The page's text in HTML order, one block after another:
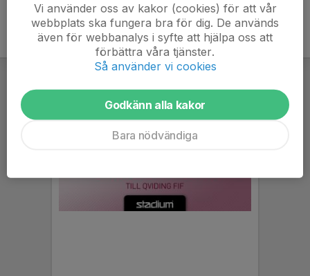
Vi använder oss av kakor (cookies) för att vår
webbplats ska fungera bra för dig. De används
även för webbanalys i syfte att hjälpa oss att
förbättra våra tjänster.
Så använder vi cookies
Godkänn alla kakor
Bara nödvändiga